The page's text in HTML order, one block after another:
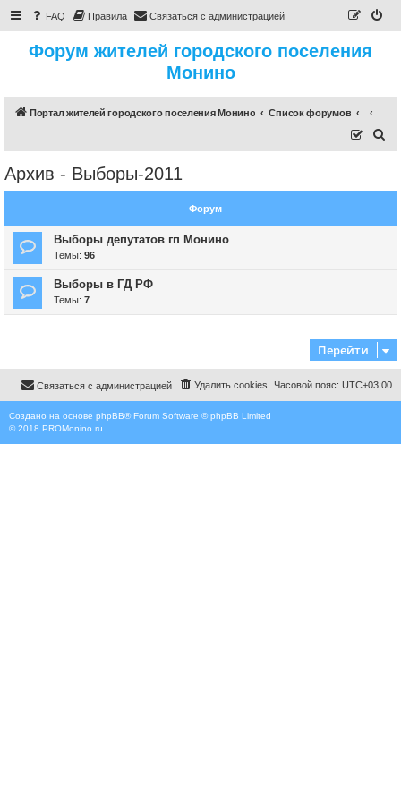
FAQ Правила Связаться с администрацией
Форум жителей городского поселения
Монино
Портал жителей городского поселения Монино
Список форумов
Архив - Выборы-2011
Форум
Выборы депутатов гп Монино
Темы: 96
Выборы в ГД РФ
Темы: 7
Перейти
Часовой пояс: UTC+03:00
Удалить cookies
Связаться с администрацией
Создано на основе phpBB® Forum Software © phpBB Limited
© 2018 PROMonino.ru